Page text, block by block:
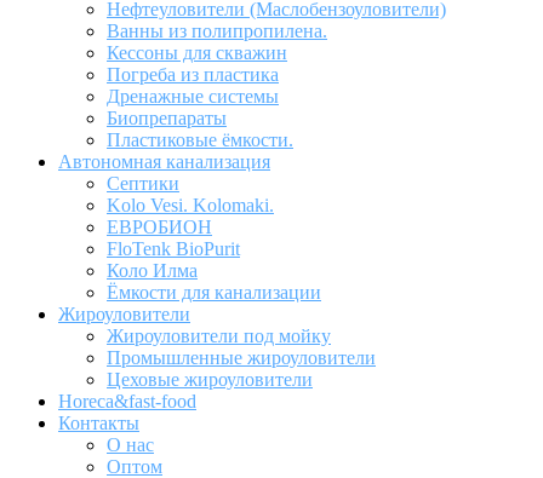
Нефтеуловители (Маслобензоуловители)
Ванны из полипропилена.
Кессоны для скважин
Погреба из пластика
Дренажные системы
Биопрепараты
Пластиковые ёмкости.
Автономная канализация
Септики
Kolo Vesi. Kolomaki.
ЕВРОБИОН
FloTenk BioPurit
Коло Илма
Ёмкости для канализации
Жироуловители
Жироуловители под мойку
Промышленные жироуловители
Цеховые жироуловители
Horeca&fast-food
Контакты
О нас
Оптом